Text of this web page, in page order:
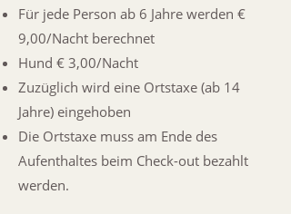
Für jede Person ab 6 Jahre werden €
9,00/Nacht berechnet
Hund € 3,00/Nacht
Zuzüglich wird eine Ortstaxe (ab 14
Jahre) eingehoben
Die Ortstaxe muss am Ende des
Aufenthaltes beim Check-out bezahlt
werden.